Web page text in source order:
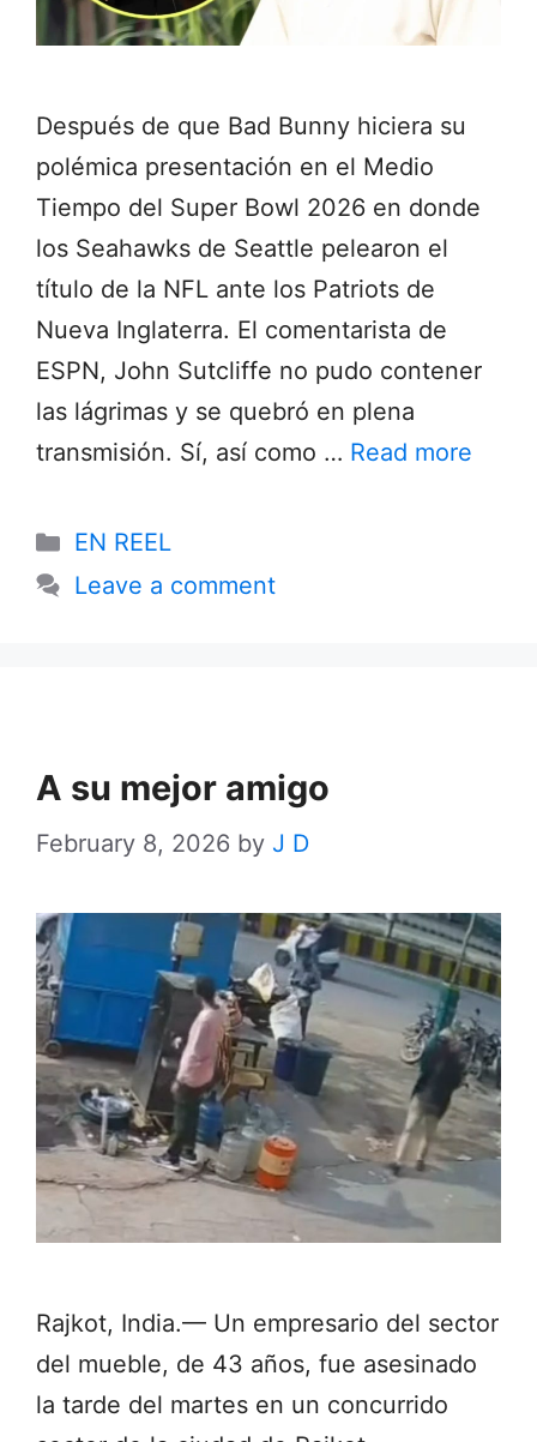
Después de que Bad Bunny hiciera su
polémica presentación en el Medio
Tiempo del Super Bowl 2026 en donde
los Seahawks de Seattle pelearon el
título de la NFL ante los Patriots de
Nueva Inglaterra. El comentarista de
ESPN, John Sutcliffe no pudo contener
las lágrimas y se quebró en plena
transmisión. Sí, así como … Read more
Categories
EN REEL
Leave a comment
A su mejor amigo
February 8, 2026 by J D
Rajkot, India.— Un empresario del sector
del mueble, de 43 años, fue asesinado
la tarde del martes en un concurrido